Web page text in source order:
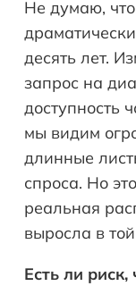
Не думаю,
десять лет.
запрос на
доступность
мы видим
длинные
спроса. Но
реальная
выросла в
Есть ли